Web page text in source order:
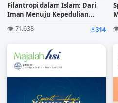
Filantropi dalam Islam: Dari
Iman Menuju Kepedulian
Global
👁️ 71.638 314